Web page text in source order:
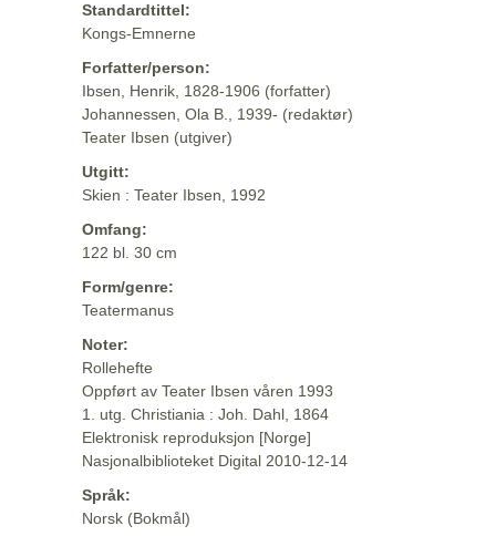
Standardtittel:
Kongs-Emnerne
Forfatter/person:
Ibsen, Henrik, 1828-1906 (forfatter)
Johannessen, Ola B., 1939- (redaktør)
Teater Ibsen (utgiver)
Utgitt:
Skien : Teater Ibsen, 1992
Omfang:
122 bl. 30 cm
Form/genre:
Teatermanus
Noter:
Rollehefte
Oppført av Teater Ibsen våren 1993
1. utg. Christiania : Joh. Dahl, 1864
Elektronisk reproduksjon [Norge]
Nasjonalbiblioteket Digital 2010-12-14
Språk:
Norsk (Bokmål)